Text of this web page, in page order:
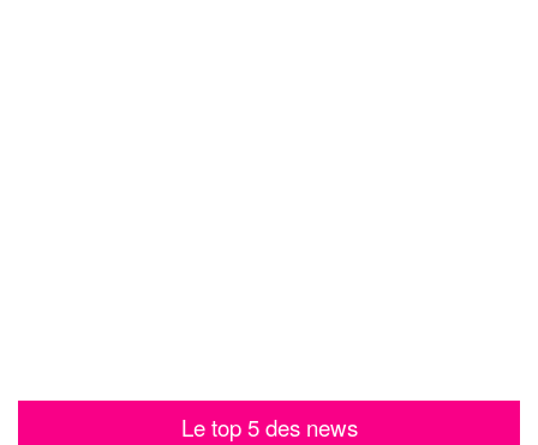
Le top 5 des news